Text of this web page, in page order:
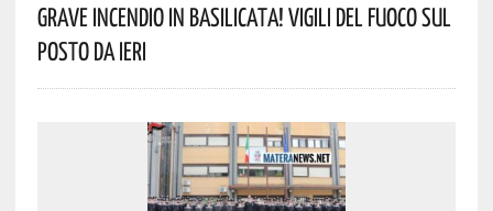
Grave Incendio In Basilicata! Vigili Del Fuoco Sul
Posto Da Ieri